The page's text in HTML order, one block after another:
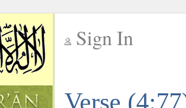
Sign In
Verse